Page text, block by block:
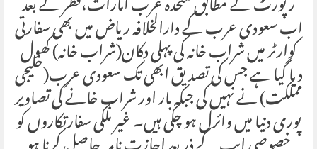
اب سعودی عرب کے دارالخلافہ ریاض میں بھی سفارتی
کوارٹر میں شراب خانہ کی پہلی دکان(شراب خانہ) کھول
دیا گیا ہے جس کی تصدیق ابھی تک سعودی عرب(خلیجی
مملکت) نے نہیں کی جبکہ بار اور شراب خانے کی تصاویر
پوری دنیا میں وائرل ہو چکی ہیں۔ غیر ملکی سفارتکاروں کو